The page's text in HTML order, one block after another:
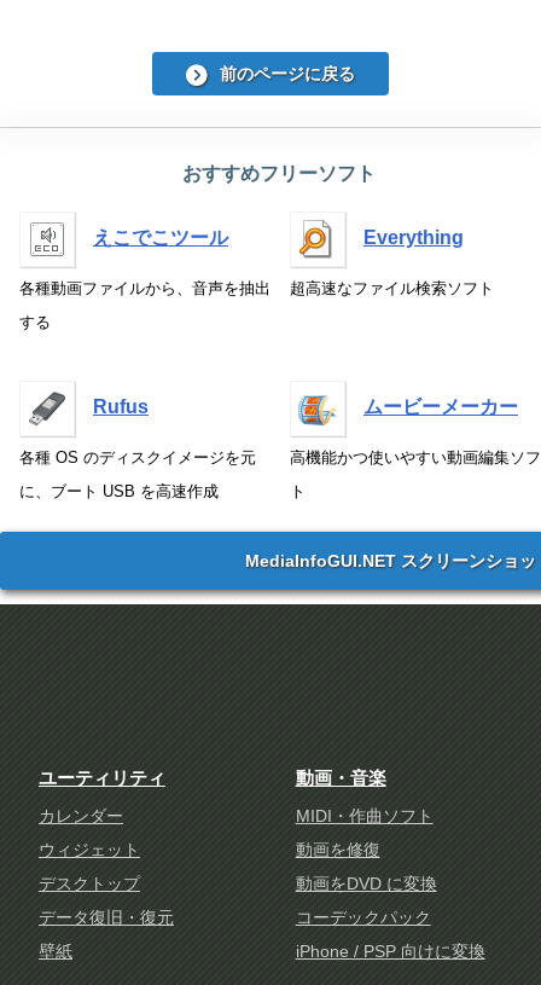
前のページに戻る
おすすめフリーソフト
えこでこツール
各種動画ファイルから、音声を抽出
する
Everything
超高速なファイル検索ソフト
Rufus
各種 OS のディスクイメージを元
に、ブート USB を高速作成
ムービーメーカー
高機能かつ使いやすい動画編集ソフ
ト
MediaInfoGUI.NET スクリーンショッ
ユーティリティ
カレンダー
ウィジェット
デスクトップ
データ復旧・復元
壁紙
動画・音楽
MIDI・作曲ソフト
動画を修復
動画をDVD に変換
コーデックパック
iPhone / PSP 向けに変換